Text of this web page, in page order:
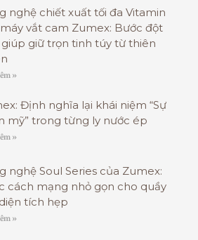
nghệ chiết xuất tối đa Vitamin
vắt cam Zumex: Bước đột
giữ trọn tinh túy từ thiên
»
Định nghĩa lại khái niệm “Sự
mỹ” trong từng ly nước ép
»
nghệ Soul Series của Zumex:
cách mạng nhỏ gọn cho quầy
tích hẹp
»